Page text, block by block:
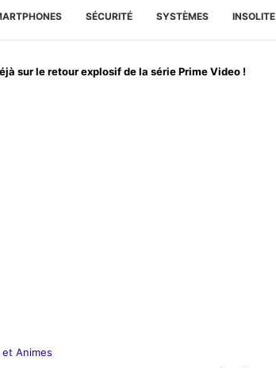
SÉCURITÉ SYSTÈMES INSOLITE
sur le retour explosif de la série Prime Video !
et Animes